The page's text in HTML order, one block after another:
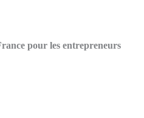
pour les entrepreneurs